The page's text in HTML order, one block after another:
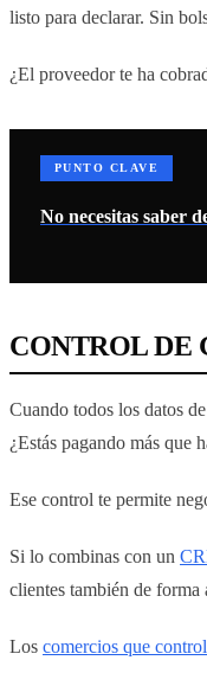
listo para declarar. Sin
¿El proveedor te ha
PUNTO CLAVE
No necesitas saber
CONTROL DE
Cuando todos los datos
¿Estás pagando más que
Ese control te permite
Si lo combinas con un
clientes también de forma
Los comercios que